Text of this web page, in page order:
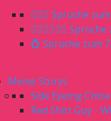
🤵🏼‍♀️ Sprüche
🤵🏼‍♂️👰🏼‍♀️
💍 Sprüche zum
Meme Storys
Side Eyeing Chloe
Red Shirt Guy -